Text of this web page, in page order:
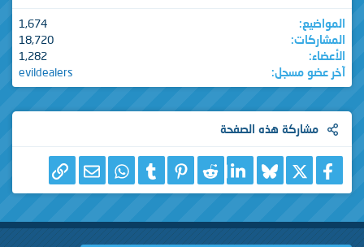
المواضيع
1,674
المشاركات
18,720
الأعضاء
1,282
آخر عضو مسجل
evildealers
مشاركة هذه الصفحة
فيسبوكBluesky
LinkedIn
Reddit
Pinterest
Tumblr
WhatsAppالبريد الإلكتروني